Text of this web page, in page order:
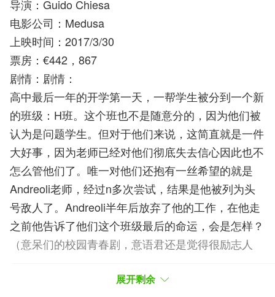
导演：Guido Chiesa
电影公司：Medusa
上映时间：2017/3/30
票房：€442，867
剧情：剧情：
高中最后一年的开学第一天，一帮学生被分到一个新
的班级：H班。这个班也不是随意分的，因为他们被
认为是问题学生。但对于他们来说，这简直就是一件
大好事，因为老师已经对他们彻底失去信心因此也不
怎么管他们了。唯一对他们还抱有一丝希望的就是
Andreoli老师，经过n多次尝试，结果是他被列为头
号敌人了。Andreoli半年后放弃了他的工作，在他走
之前他告诉了他们这个班级最后的命运，会是怎样？
（意呆们的校园青春剧，意语君还是觉得很励志人
看了这个预告片，保证你会想看的，意语君已经蠢蠢
展开剩余